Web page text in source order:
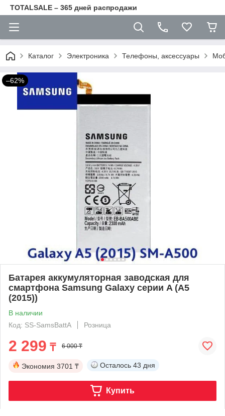
TOTALSALE – 365 дней распродажи
Каталог Электроника Телефоны, аксессуары
–62%
Батарея аккумуляторная заводская для
смартфона Samsung Galaxy серии A (A5
(2015))
В наличии
Код: SS-SamsBattA
Розница
2 299 ₸ 6 000 ₸
Экономия 3701 ₸ Осталось 43 дня
Купить